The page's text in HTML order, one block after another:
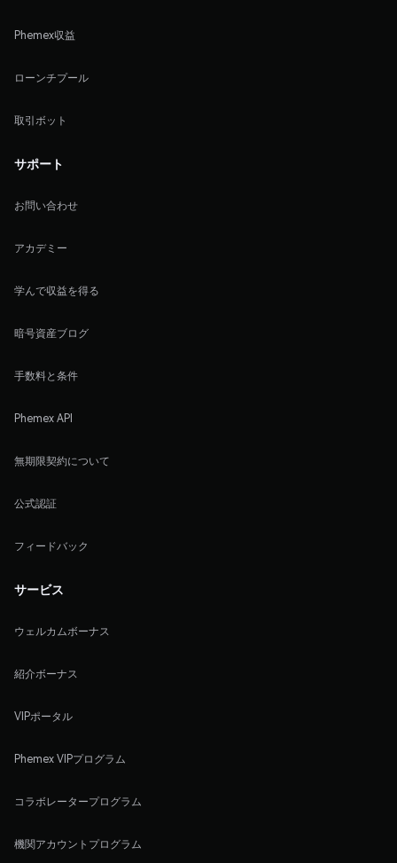
Phemex収益
ローンチプール
取引ボット
サポート
お問い合わせ
アカデミー
学んで収益を得る
暗号資産ブログ
手数料と条件
Phemex API
無期限契約について
公式認証
フィードバック
サービス
ウェルカムボーナス
紹介ボーナス
VIPポータル
Phemex VIPプログラム
コラボレータープログラム
機関アカウントプログラム